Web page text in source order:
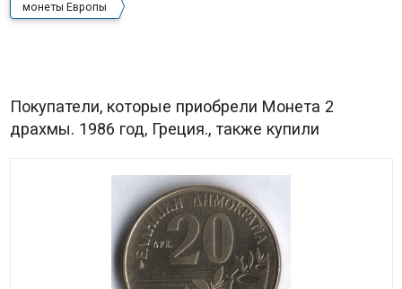
монеты Европы
Покупатели, которые приобрели Монета 2
драхмы. 1986 год, Греция., также купили